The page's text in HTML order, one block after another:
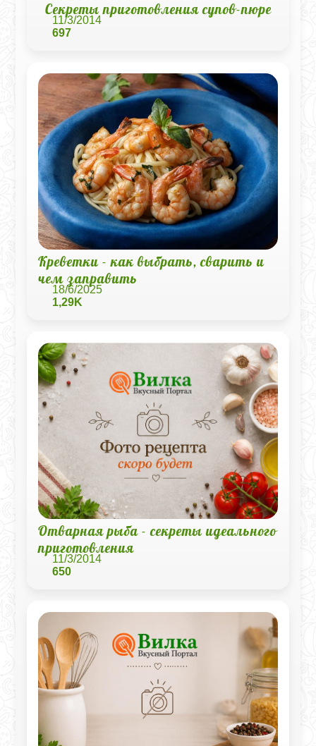
Секреты приготовления супов-пюре
11/3/2014
697
Креветки - как выбрать, сварить и
чем заправить
18/6/2025
1,29K
Отварная рыба - секреты идеального
приготовления
11/3/2014
650